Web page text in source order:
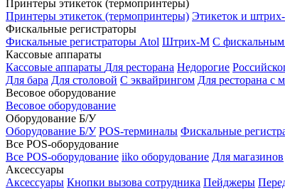
Принтеры этикеток (термопринтеры)
Принтеры этикеток (термопринтеры) Этикеток и
Фискальные регистраторы
Фискальные регистраторы Atol Штрих-М С фискальным
Кассовые аппараты
Кассовые аппараты Для ресторана Недорогие
Для бара Для столовой С эквайрингом Для ресторана с
Весовое оборудование
Весовое оборудование
Оборудование Б/У
Оборудование Б/У POS-терминалы Фискальные
Все POS-оборудование
Все POS-оборудование iiko оборудование Для магазинов
Аксессуары
Аксессуары Кнопки вызова сотрудника Пейджеры